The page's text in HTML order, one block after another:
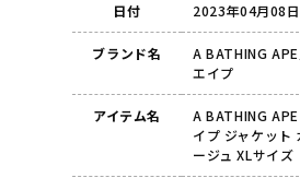
日付 2023年04月08日
ブランド名
A BATHING
エイプ
アイテム名
A BATHING
イプ ジャケット
ージュ XLサイズ